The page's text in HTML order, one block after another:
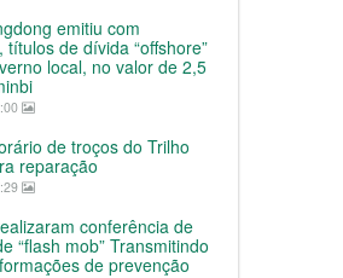
emitiu com
de dívida “offshore”
local, no valor de 2,5
de troços do Trilho
reparação
conferência de
“flash mob” Transmitindo
de prevenção